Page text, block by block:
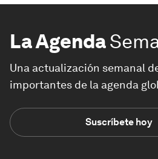
La Agenda
Una actualización semanal
importantes de la agenda
Suscríbete hoy